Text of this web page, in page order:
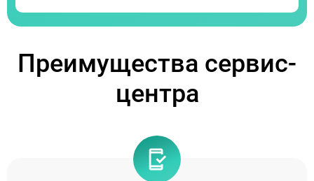
Преимущества сервис-
центра